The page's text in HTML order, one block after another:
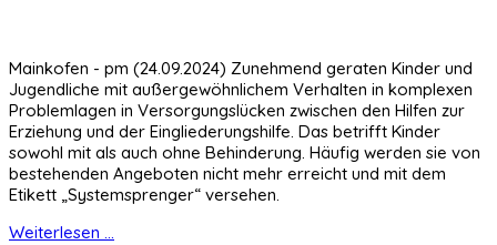
Mainkofen - pm (24.09.2024) Zunehmend geraten Kinder und
Jugendliche mit außergewöhnlichem Verhalten in komplexen
Problemlagen in Versorgungslücken zwischen den Hilfen zur
Erziehung und der Eingliederungshilfe. Das betrifft Kinder
sowohl mit als auch ohne Behinderung. Häufig werden sie von
bestehenden Angeboten nicht mehr erreicht und mit dem
Etikett „Systemsprenger“ versehen.
Weiterlesen ...